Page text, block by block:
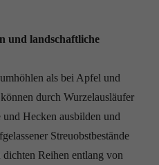
und landschaftliche
als bei Apfel und
durch Wurzelausläufer
und Hecken ausbilden und
Streuobstbestände
Reihen entlang von